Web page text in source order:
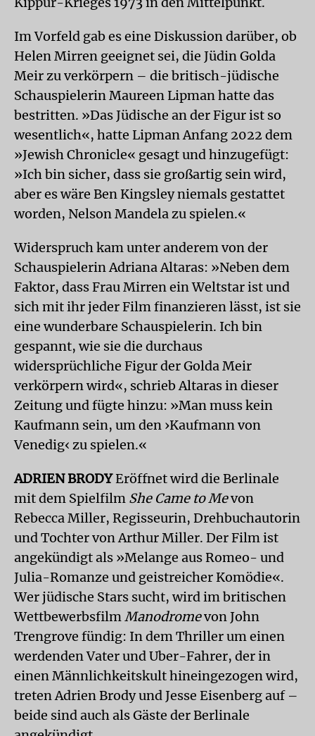
Im Vorfeld gab es eine Diskussion darüber, ob
Helen Mirren geeignet sei, die Jüdin Golda
Meir zu verkörpern – die britisch-jüdische
Schauspielerin Maureen Lipman hatte das
bestritten. »Das Jüdische an der Figur ist so
wesentlich«, hatte Lipman Anfang 2022 dem
»Jewish Chronicle« gesagt und hinzugefügt:
»Ich bin sicher, dass sie großartig sein wird,
aber es wäre Ben Kingsley niemals gestattet
worden, Nelson Mandela zu spielen.«
Widerspruch kam unter anderem von der
Schauspielerin Adriana Altaras: »Neben dem
Faktor, dass Frau Mirren ein Weltstar ist und
sich mit ihr jeder Film finanzieren lässt, ist sie
eine wunderbare Schauspielerin. Ich bin
gespannt, wie sie die durchaus
widersprüchliche Figur der Golda Meir
verkörpern wird«, schrieb Altaras in dieser
Zeitung und fügte hinzu: »Man muss kein
Kaufmann sein, um den ›Kaufmann von
Venedig‹ zu spielen.«
ADRIEN BRODYEröffnet wird die Berlinale
mit dem Spielfilm She Came to Mevon
Rebecca Miller, Regisseurin, Drehbuchautorin
und Tochter von Arthur Miller. Der Film ist
angekündigt als »Melange aus Romeo- und
Julia-Romanze und geistreicher Komödie«.
Wer jüdische Stars sucht, wird im britischen
WettbewerbsfilmManodromevon John
Trengrove fündig: In dem Thriller um einen
werdenden Vater und Uber-Fahrer, der in
einen Männlichkeitskult hineingezogen wird,
treten Adrien Brody und Jesse Eisenberg auf –
beide sind auch als Gäste der Berlinale